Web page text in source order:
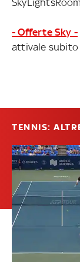
- Offerte Sky -
attivale subito
TENNIS: